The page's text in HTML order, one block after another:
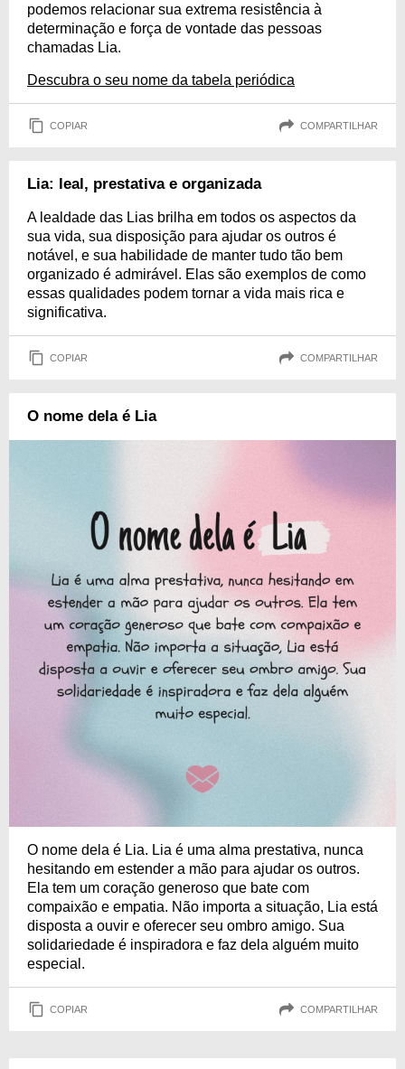
podemos relacionar sua extrema resistência à
determinação e força de vontade das pessoas
chamadas Lia.
Descubra o seu nome da tabela periódica
COPIAR COMPARTILHAR
Lia: leal, prestativa e organizada
A lealdade das Lias brilha em todos os aspectos da
sua vida, sua disposição para ajudar os outros é
notável, e sua habilidade de manter tudo tão bem
organizado é admirável. Elas são exemplos de como
essas qualidades podem tornar a vida mais rica e
significativa.
COPIAR COMPARTILHAR
O nome dela é Lia
O nome dela é Lia. Lia é uma alma prestativa, nunca
hesitando em estender a mão para ajudar os outros.
Ela tem um coração generoso que bate com
compaixão e empatia. Não importa a situação, Lia está
disposta a ouvir e oferecer seu ombro amigo. Sua
solidariedade é inspiradora e faz dela alguém muito
especial.
COPIAR COMPARTILHAR